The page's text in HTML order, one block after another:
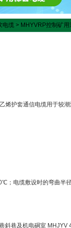
电缆 > MHYVRP控制矿
烯护套通信电缆用于较
；电缆敷设时的弯曲半
斜巷及机电硐室 MHJYV